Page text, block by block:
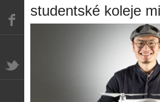
studentské koleje